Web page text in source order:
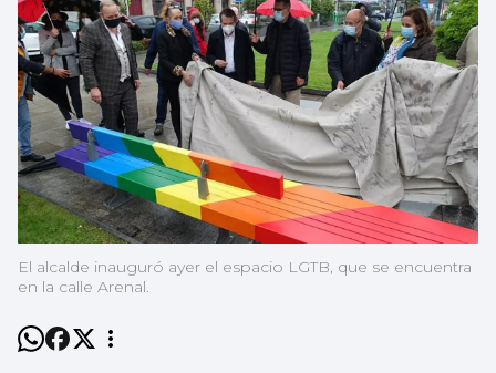
El alcalde inauguró ayer el espacio LGTB, que se encuentra
en la calle Arenal.